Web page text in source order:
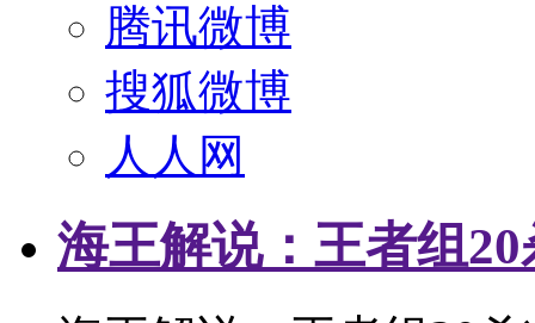
腾讯微博
搜狐微博
人人网
海王解说：王者组